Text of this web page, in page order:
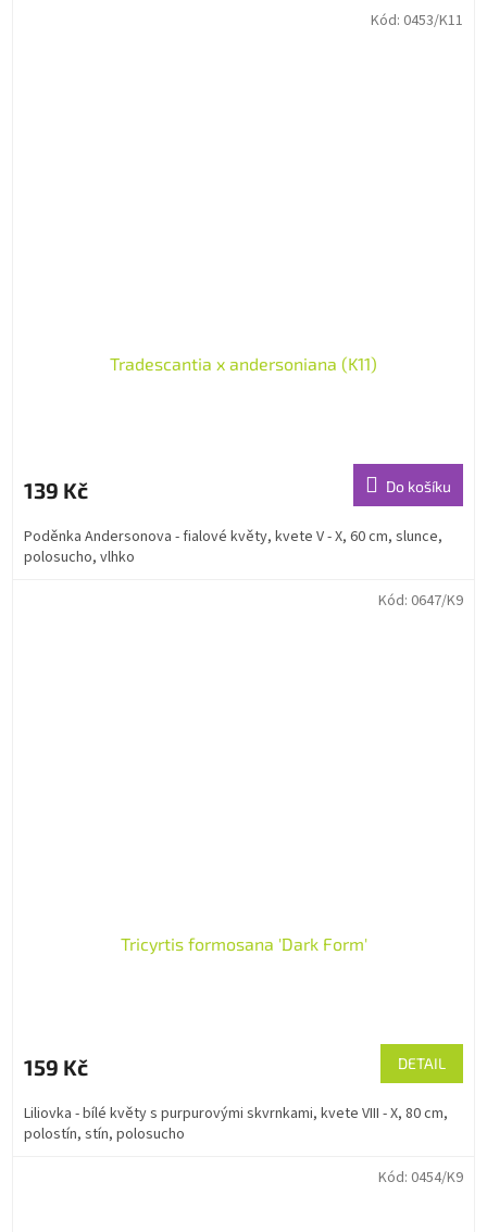
Tradescantia x andersoniana (K11)
139 Kč Do košíku
Poděnka Andersonova - fialové květy, kvete V - X, 60 cm, slunce,
polosucho, vlhko
Kód: 0453/K11
Tricyrtis formosana 'Dark Form'
159 Kč DETAIL
Liliovka - bílé květy s purpurovými skvrnkami, kvete VIII - X, 80 cm,
polostín, stín, polosucho
Kód: 0647/K9
Kód: 0454/K9